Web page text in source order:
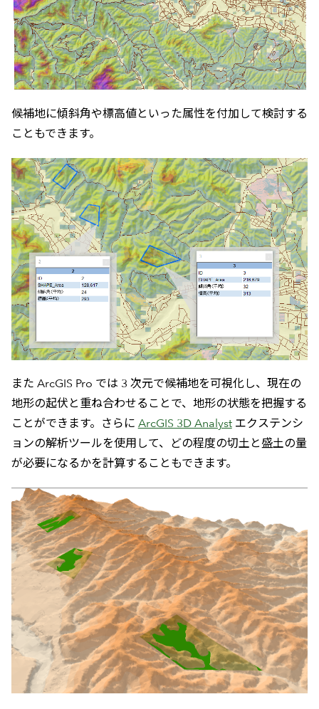
候補地に傾斜角や標高値といった属性を付加して検討する
こともできます。
また ArcGIS Pro では 3 次元で候補地を可視化し、現在の
地形の起伏と重ね合わせることで、地形の状態を把握する
ことができます。さらに ArcGIS 3D Analystエクステンシ
ョンの解析ツールを使用して、どの程度の切土と盛土の量
が必要になるかを計算することもできます。